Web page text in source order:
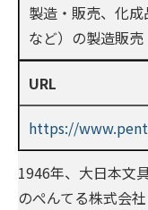
製造・販売、化
など）の製造販売
URL
https://
1946年、大日本文
のぺんてる株式会